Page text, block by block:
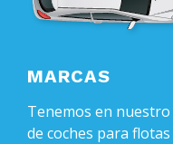
MARCAS
Tenemos en
de coches para